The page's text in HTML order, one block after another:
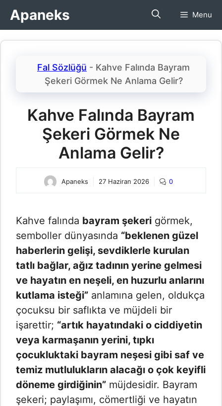
İçeriğe
atlaApaneks Menu
Fal Sözlüğü - Kahve Falında Bayram
Şekeri Görmek Ne Anlama Gelir?
Kahve Falında Bayram
Şekeri Görmek Ne
Anlama Gelir?
Apaneks 27 Haziran 2026 0
Kahve falında bayram şekeri görmek,
semboller dünyasında “beklenen güzel
haberlerin gelişi, sevdiklerle kurulan
tatlı bağlar, ağız tadının yerine gelmesi
ve hayatın en neşeli, en huzurlu anlarını
kutlama isteği” anlamına gelen, oldukça
çocuksu bir saflıkta ve müjdeli bir
işarettir; “artık hayatındaki o ciddiyetin
veya karmaşanın yerini, tıpkı
çocukluktaki bayram neşesi gibi saf ve
temiz mutlulukların alacağı o çok keyifli
döneme girdiğinin” müjdesidir. Bayram
şekeri; paylaşımı, cömertliği ve hayatın